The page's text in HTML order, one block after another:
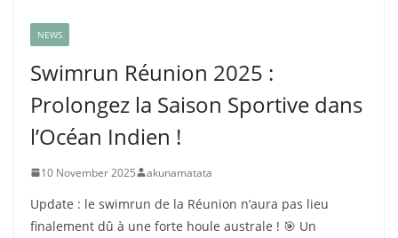
NEWS
Swimrun Réunion 2025 :
Prolongez la Saison Sportive dans
l’Océan Indien !
10 November 2025 akunamatata
Update : le swimrun de la Réunion n’aura pas lieu
finalement dû à une forte houle australe ! 🎯 Un